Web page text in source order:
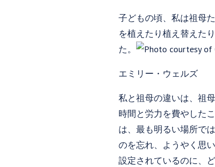
子どもの頃、私は祖母
を植えたり植え替えた
た。
エミリー・ウェルズ
私と祖母の違いは、祖
時間と労力を費やした
は、最も明るい場所で
のを忘れ、ようやく思
設定されているのに、